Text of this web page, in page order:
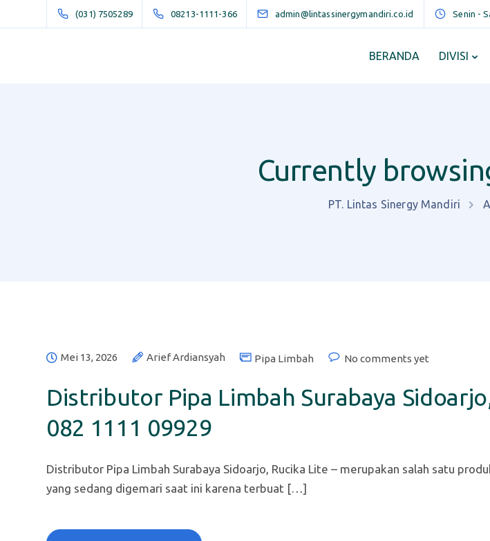
(031) 7505289 08213-1111-366 admin@lintassinergymandiri.co.id Senin -
BERANDA DIVISI
Currently
PT. Lintas Sinergy Mandiri
Mei 13, 2026 Arief Ardiansyah Pipa Limbah No comments yet
Distributor Pipa Limbah Surabaya
082 1111 09929
Distributor Pipa Limbah Surabaya Sidoarjo, Rucika Lite – merupakan salah satu
yang sedang digemari saat ini karena terbuat […]